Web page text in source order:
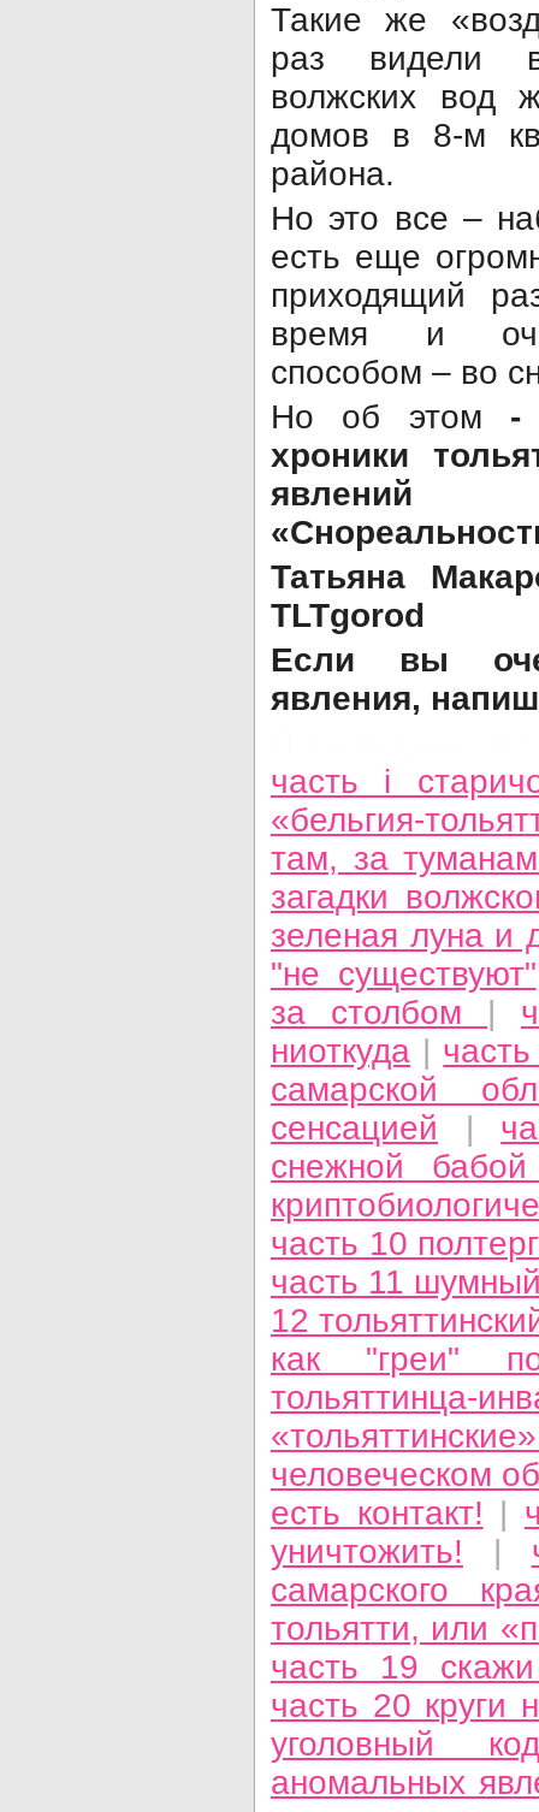
Такие же
раз видели
волжских вод
домов в 8-м
района.
Но это все –
есть еще
приходящий
время и
способом – во
Но об этом -
хроники
явлений
Татьяна
TLTgorod
Если вы
явления,
часть i
«бельгия-
там, за
загадки
зеленая луна и
"не существуют"
за столбом |
ниоткуда |
самарской
сенсацией
|
снежной
часть 10
часть 11
12
как "греи"
тольяттинца-
человеческом
есть контакт! |
уничтожить!
|
самарского
тольятти, или
часть 19
часть 20 круги
уголовный
аномальных